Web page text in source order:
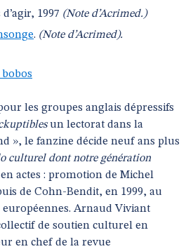
1997 (Note d’Acrimed.)
. (Note d’Acrimed).
les groupes anglais dépressifs
un lectorat dans la
», le fanzine décide neuf ans plus
culturel dont notre génération
actes : promotion de Michel
de Cohn-Bendit, en 1999, au
Arnaud Viviant
de soutien culturel en
en chef de la revue